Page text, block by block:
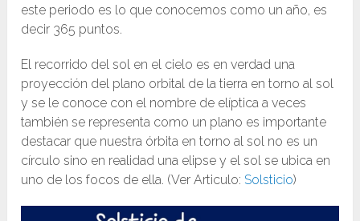
este periodo es lo que conocemos como un año, es
decir 365 puntos.
El recorrido del sol en el cielo es en verdad una
proyección del plano orbital de la tierra en torno al sol
y se le conoce con el nombre de elíptica a veces
también se representa como un plano es importante
destacar que nuestra órbita en torno al sol no es un
círculo sino en realidad una elipse y el sol se ubica en
uno de los focos de ella. (Ver Articulo: Solsticio)